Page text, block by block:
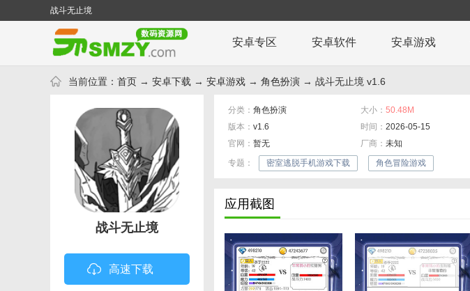
战斗无止境
安卓专区 安卓软件 安卓游戏
当前位置： 首页 → 安卓下载 → 安卓游戏 → 角色扮演 → 战斗无止境 v1.6
战斗无止境
高速下载
分类： 角色扮演 大小： 50.48M
版本： v1.6 时间： 2026-05-15
官网： 暂无 厂商： 未知
专题：
密室逃脱手机游戏下载 角色冒险游戏
应用截图